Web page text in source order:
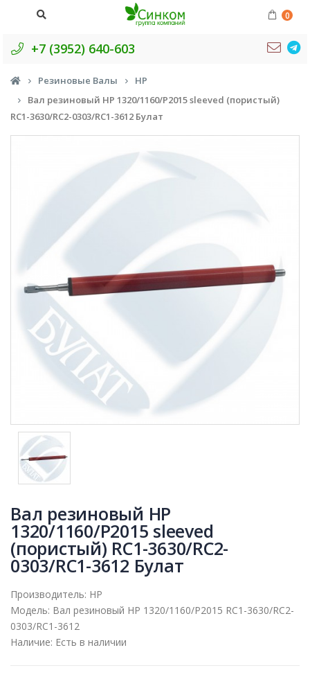
0
+7 (3952) 640-603
Резиновые Валы
HP
Вал резиновый HP 1320/1160/P2015 sleeved (пористый)
RC1-3630/RC2-0303/RC1-3612 Булат
Вал резиновый HP
1320/1160/P2015 sleeved
(пористый) RC1-3630/RC2-
0303/RC1-3612 Булат
Производитель: HP
Модель: Вал резиновый HP 1320/1160/P2015 RC1-3630/RC2-
0303/RC1-3612
Наличие: Есть в наличии